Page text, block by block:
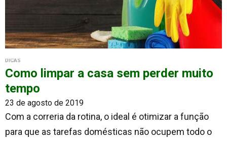
DICAS
Como limpar a casa sem perder muito
tempo
23 de agosto de 2019
Com a correria da rotina, o ideal é otimizar a função
para que as tarefas domésticas não ocupem todo o